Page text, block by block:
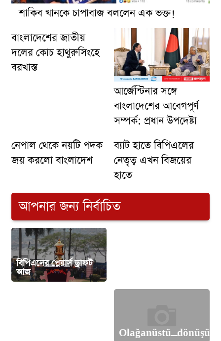
শাকিব খানকে চাপাবাজ বললেন এক ভক্ত!
বাংলাদেশের জাতীয়
দলের কোচ হাথুরুসিংহে
বরখাস্ত
আর্জেন্টিনার সঙ্গে
বাংলাদেশের আবেগপূর্ণ
সম্পর্ক: প্রধান উপদেষ্টা
নেপাল থেকে নয়টি পদক
জয় করলো বাংলাদেশ
ব্যাট হাতে বিপিএলের
নেতৃত্ব এখন বিজয়ের
হাতে
আপনার জন্য নির্বাচিত
বিপিএলের প্লেয়ার্স ড্রাফট
আজ